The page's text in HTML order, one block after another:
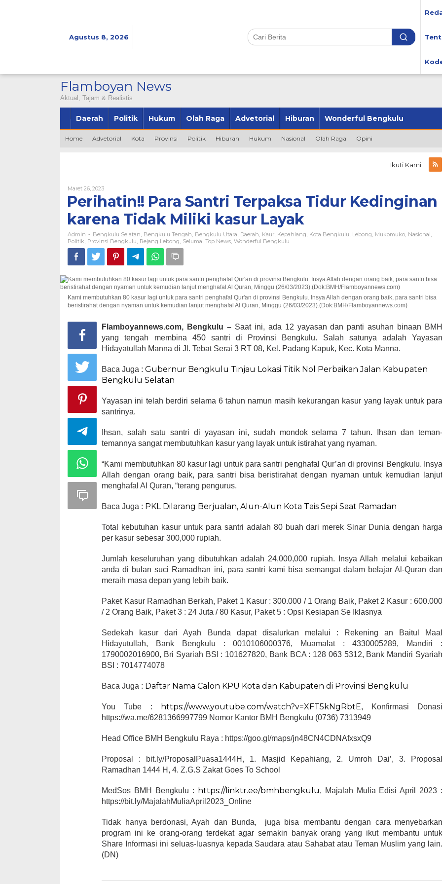
Agustus 8, 2026
Flamboyan News
Aktual, Tajam & Realistis
Daerah Politik Hukum Olah Raga Advetorial Hiburan Wonderful Bengkulu
Home Advetorial Kota Provinsi Politik Hiburan Hukum Nasional Olah Raga Opini
Ikuti Kami
Maret 26, 2023Oleh
Perihatin!! Para Santri Terpaksa Tidur Kedinginan
karena Tidak Miliki kasur Layak
Admin - Bengkulu Selatan Bengkulu Tengah Bengkulu Utara Daerah Kaur Kepahiang Kota Bengkulu Lebong Mukomuko Nasional
Politik Provinsi Bengkulu Rejang Lebong Seluma Top News Wonderful Bengkulu
Kami membutuhkan 80 kasur lagi untuk para santri penghafal Qur'an di provinsi Bengkulu. Insya Allah dengan orang baik, para santri bisa
beristirahat dengan nyaman untuk kemudian lanjut menghafal Al Quran, Minggu (26/03/2023).(Dok:BMH/Flamboyannews.com)
Flamboyannews.com, Bengkulu – Saat ini, ada 12 yayasan dan panti asuhan binaan BMH
yang tengah membina 450 santri di Provinsi Bengkulu. Salah satunya adalah Yayasan
Hidayatullah Manna di Jl. Tebat Serai 3 RT 08, Kel. Padang Kapuk, Kec. Kota Manna.
Baca Juga :Gubernur Bengkulu Tinjau Lokasi Titik Nol Perbaikan Jalan Kabupaten
Bengkulu Selatan
Yayasan ini telah berdiri selama 6 tahun namun masih kekurangan kasur yang layak untuk para
santrinya.
Ihsan, salah satu santri di yayasan ini, sudah mondok selama 7 tahun. Ihsan dan teman-
temannya sangat membutuhkan kasur yang layak untuk istirahat yang nyaman.
“Kami membutuhkan 80 kasur lagi untuk para santri penghafal Qur’an di provinsi Bengkulu. Insya
Allah dengan orang baik, para santri bisa beristirahat dengan nyaman untuk kemudian lanjut
menghafal Al Quran, “terang pengurus.
Baca Juga : PKL Dilarang Berjualan, Alun-Alun Kota Tais Sepi Saat Ramadan
Total kebutuhan kasur untuk para santri adalah 80 buah dari merek Sinar Dunia dengan harga
per kasur sebesar 300,000 rupiah.
Jumlah keseluruhan yang dibutuhkan adalah 24,000,000 rupiah. Insya Allah melalui kebaikan
anda di bulan suci Ramadhan ini, para santri kami bisa semangat dalam belajar Al-Quran dan
meraih masa depan yang lebih baik.
Paket Kasur Ramadhan Berkah, Paket 1 Kasur : 300.000 / 1 Orang Baik, Paket 2 Kasur : 600.000
/ 2 Orang Baik, Paket 3 : 24 Juta / 80 Kasur, Paket 5 : Opsi Kesiapan Se Iklasnya
Sedekah kasur dari Ayah Bunda dapat disalurkan melalui : Rekening an Baitul Maal
Hidayutullah, Bank Bengkulu : 0010106000376, Muamalat : 4330005289, Mandiri :
1790002016900, Bri Syariah BSI : 101627820, Bank BCA : 128 063 5312, Bank Mandiri Syariah
BSI : 7014774078
Baca Juga : Daftar Nama Calon KPU Kota dan Kabupaten di Provinsi Bengkulu
You Tube : https://www.youtube.com/watch?v=XFT5kNgRbtE, Konfirmasi Donasi
https://wa.me/6281366997799 Nomor Kantor BMH Bengkulu (0736) 7313949
Head Office BMH Bengkulu Raya : https://goo.gl/maps/jn48CN4CDNAfxsxQ9
Proposal : bit.ly/ProposalPuasa1444H, 1. Masjid Kepahiang, 2. Umroh Dai’, 3. Proposal
Ramadhan 1444 H, 4. Z.G.S Zakat Goes To School
MedSos BMH Bengkulu : https://linktr.ee/bmhbengkulu, Majalah Mulia Edisi April 2023 :
https://bit.ly/MajalahMuliaApril2023_Online
Tidak hanya berdonasi, Ayah dan Bunda, juga bisa membantu dengan cara menyebarkan
program ini ke orang-orang terdekat agar semakin banyak orang yang ikut membantu untuk
Share Informasi ini seluas-luasnya kepada Saudara atau Sahabat atau Teman Muslim yang lain.
(DN)